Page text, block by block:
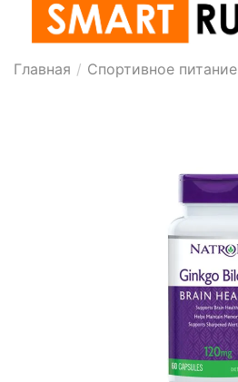
Главная / Спортивное питание